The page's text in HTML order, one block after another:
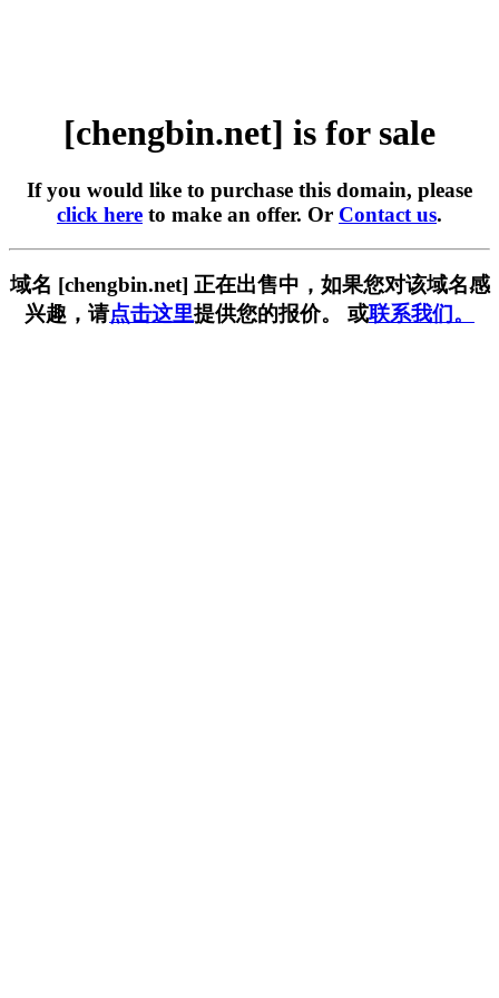
[chengbin.net] is for sale
If you would like to purchase this domain, please
click here to make an offer. Or Contact us.
域名 [chengbin.net] 正在出售中，如果您对该域名感
兴趣，请点击这里提供您的报价。 或联系我们。